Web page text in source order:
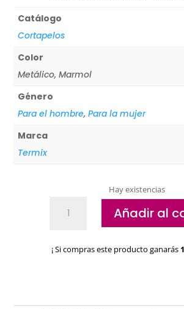
Catálogo
Cortapelos
Color
Metálico, Marmol
Género
Para el hombre,Para la mujer
Marca
Termix
Hay existencias
cortapelos
Marble
Añadir al
¡ Si compras este producto ganarás